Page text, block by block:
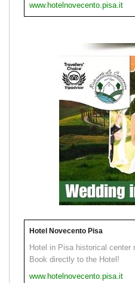
www.hotelnovecento.pisa.it
Hotel Novecento Pisa
Hotel in Pisa historical center
Book directly to the Hotel!
www.hotelnovecento.pisa.it